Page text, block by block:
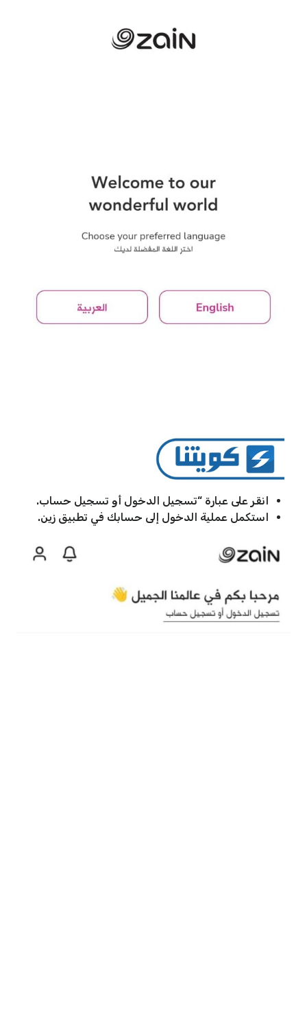
انقر على عبارة “تسجيل الدخول أو تسجيل حساب.
استكمل عملية الدخول إلى حسابك في تطبيق زين.